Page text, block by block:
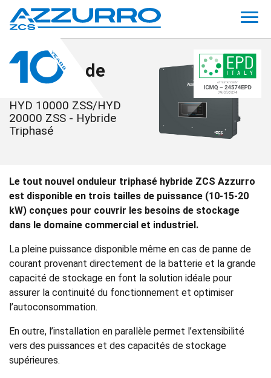
Onduleur de
Stockage
HYD 10000 ZSS/HYD
20000 ZSS - Hybride
Triphasé
Le tout nouvel onduleur triphasé hybride ZCS Azzurro
est disponible en trois tailles de puissance (10-15-20
kW) conçues pour couvrir les besoins de stockage
dans le domaine commercial et industriel.
La pleine puissance disponible même en cas de panne de
courant provenant directement de la batterie et la grande
capacité de stockage en font la solution idéale pour
assurer la continuité du fonctionnement et optimiser
l’autoconsommation.
En outre, l’installation en parallèle permet l’extensibilité
vers des puissances et des capacités de stockage
supérieures.